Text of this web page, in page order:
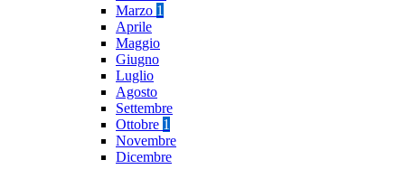
Marzo 1
Aprile
Maggio
Giugno
Luglio
Agosto
Settembre
Ottobre 1
Novembre
Dicembre